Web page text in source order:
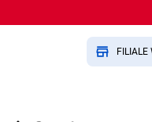
FILIALE